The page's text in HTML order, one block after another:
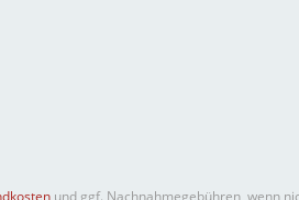
und ggf. Nachnahmegebühren, wenn